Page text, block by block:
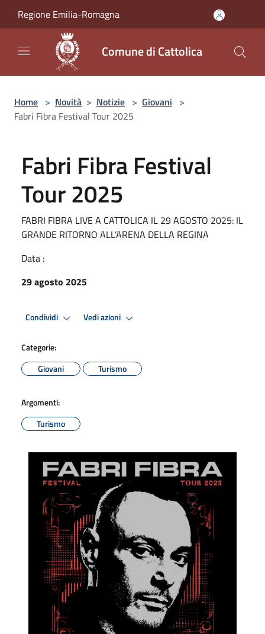
Regione Emilia-Romagna
Comune di Cattolica
Home > Novità > Notizie > Giovani >
Fabri Fibra Festival Tour 2025
Fabri Fibra Festival
Tour 2025
FABRI FIBRA LIVE A CATTOLICA IL 29 AGOSTO 2025: IL
GRANDE RITORNO ALL’ARENA DELLA REGINA
Data :
29 agosto 2025
Condividi Vedi azioni
Categorie:
Giovani
Turismo
Argomenti:
Turismo